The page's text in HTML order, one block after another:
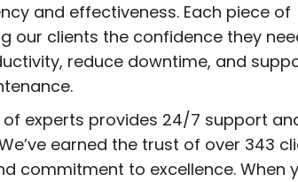
and effectiveness. Each piece of
our clients the confidence they
reduce downtime, and
experts provides 24/7 support
earned the trust of over 343
commitment to excellence. When